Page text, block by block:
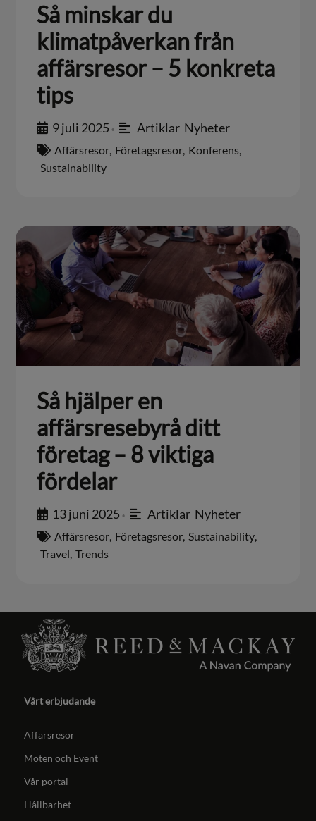
Så minskar du
klimatpåverkan från
affärsresor – 5 konkreta
tips
9 juli 2025 • Artiklar, Nyheter
Affärsresor, Företagsresor, Konferens,
Sustainability
Så hjälper en
affärsresebyrå ditt
företag – 8 viktiga
fördelar
13 juni 2025 • Artiklar, Nyheter
Affärsresor, Företagsresor, Sustainability,
Travel, Trends
Vårt erbjudande
Affärsresor
Möten och Event
Vår portal
Hållbarhet